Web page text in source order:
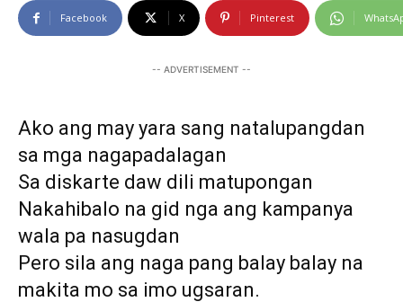
Facebook X Pinterest
-- ADVERTISEMENT --
Ako ang may yara sang natalupangdan
sa mga nagapadalagan
Sa diskarte daw dili matupongan
Nakahibalo na gid nga ang kampanya
wala pa nasugdan
Pero sila ang naga pang balay balay na
makita mo sa imo ugsaran.